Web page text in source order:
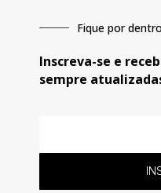
Fique por
Inscreva-se e
sempre